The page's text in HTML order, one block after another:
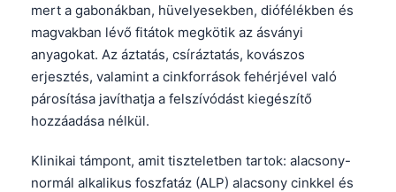
mert a gabonákban, hüvelyesekben, diófélékben és
magvakban lévő fitátok megkötik az ásványi
anyagokat. Az áztatás, csíráztatás, kovászos
erjesztés, valamint a cinkforrások fehérjével való
párosítása javíthatja a felszívódást kiegészítő
hozzáadása nélkül.
Klinikai támpont, amit tiszteletben tartok: alacsony-
normál alkalikus foszfatáz (ALP) alacsony cinkkel és
简体中文
Български
Dansk
Nederlands
हिन्दी